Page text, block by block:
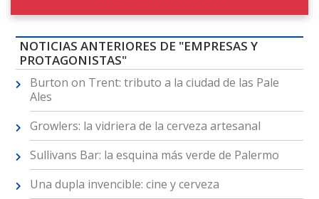
NOTICIAS ANTERIORES DE "EMPRESAS Y
PROTAGONISTAS"
Burton on Trent: tributo a la ciudad de las Pale
Ales
Growlers: la vidriera de la cerveza artesanal
Sullivans Bar: la esquina más verde de Palermo
Una dupla invencible: cine y cerveza